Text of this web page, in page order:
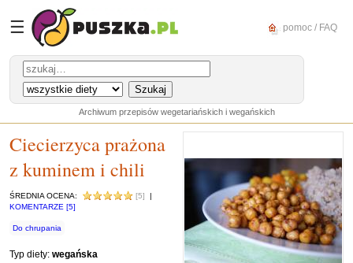
☰ pomoc / FAQ
Archiwum przepisów wegetariańskich i wegańskich
Ciecierzyca prażona
z kuminem i chili
ŚREDNIA OCENA: [5]
|
KOMENTARZE [5]
Do chrupania
Typ diety: wegańska